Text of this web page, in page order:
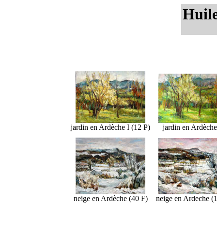
jardin en Ardèche I (12 P) jardin en
neige en Ardèche (40 F) neige en Ardeche